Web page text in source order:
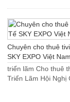
Chuyên cho thuê
SKY EXPO Việt Nam
triển lãm Cho thuê
Triển Lãm Hội Nghị